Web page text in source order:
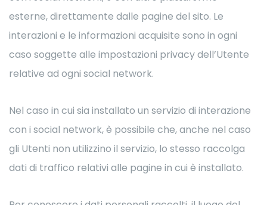
esterne, direttamente dalle pagine del sito. Le
interazioni e le informazioni acquisite sono in ogni
caso soggette alle impostazioni privacy dell’Utente
relative ad ogni social network.
Nel caso in cui sia installato un servizio di interazione
con i social network, è possibile che, anche nel caso
gli Utenti non utilizzino il servizio, lo stesso raccolga
dati di traffico relativi alle pagine in cui è installato.